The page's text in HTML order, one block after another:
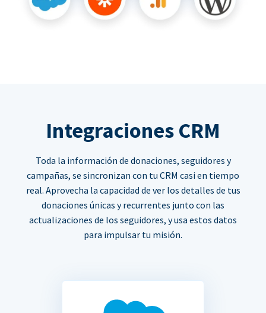
Integraciones CRM
Toda la información de donaciones, seguidores y
campañas, se sincronizan con tu CRM casi en tiempo
real. Aprovecha la capacidad de ver los detalles de tus
donaciones únicas y recurrentes junto con las
actualizaciones de los seguidores, y usa estos datos
para impulsar tu misión.